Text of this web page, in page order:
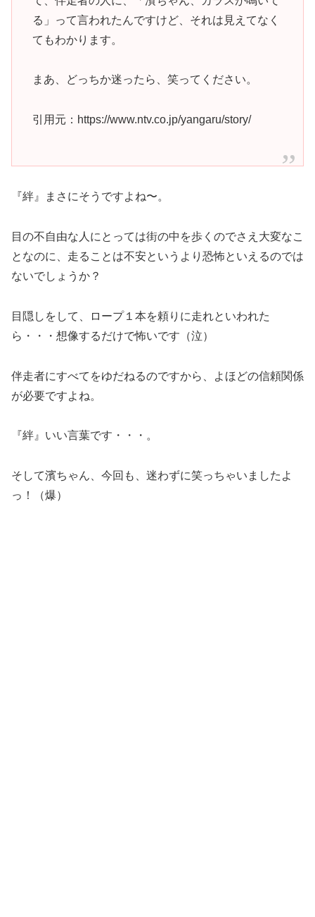
る」って言われたんですけど、それは見えてなく
てもわかります。
まあ、どっちか迷ったら、笑ってください。
引用元：https://www.ntv.co.jp/yangaru/story/
『絆』まさにそうですよね〜。
目の不自由な人にとっては街の中を歩くのでさえ大変なこ
となのに、走ることは不安というより恐怖といえるのでは
ないでしょうか？
目隠しをして、ロープ１本を頼りに走れといわれた
ら・・・想像するだけで怖いです（泣）
伴走者にすべてをゆだねるのですから、よほどの信頼関係
が必要ですよね。
『絆』いい言葉です・・・。
そして濱ちゃん、今回も、迷わずに笑っちゃいましたよ
っ！（爆）